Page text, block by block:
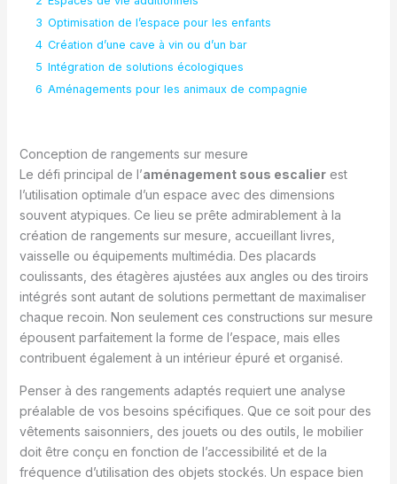
3 Optimisation de l’espace pour les enfants
4 Création d’une cave à vin ou d’un bar
5 Intégration de solutions écologiques
6 Aménagements pour les animaux de compagnie
Conception de rangements sur mesure
Le défi principal de l’aménagement sous escalierest
l’utilisation optimale d’un espace avec des dimensions
souvent atypiques. Ce lieu se prête admirablement à la
création de rangements sur mesure, accueillant livres,
vaisselle ou équipements multimédia. Des placards
coulissants, des étagères ajustées aux angles ou des tiroirs
intégrés sont autant de solutions permettant de maximaliser
chaque recoin. Non seulement ces constructions sur mesure
épousent parfaitement la forme de l’espace, mais elles
contribuent également à un intérieur épuré et organisé.
Penser à des rangements adaptés requiert une analyse
préalable de vos besoins spécifiques. Que ce soit pour des
vêtements saisonniers, des jouets ou des outils, le mobilier
doit être conçu en fonction de l’accessibilité et de la
fréquence d’utilisation des objets stockés. Un espace bien